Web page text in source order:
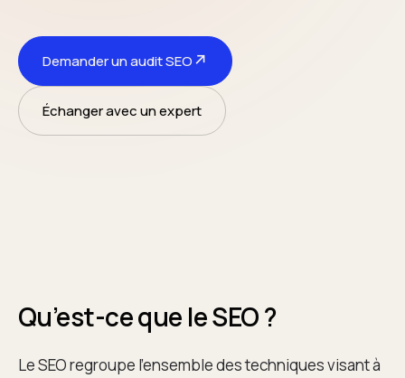
Demander un audit SEO↗
Échanger avec un expert
Qu’est-ce que le SEO ?
Le SEO regroupe l’ensemble des techniques visant à